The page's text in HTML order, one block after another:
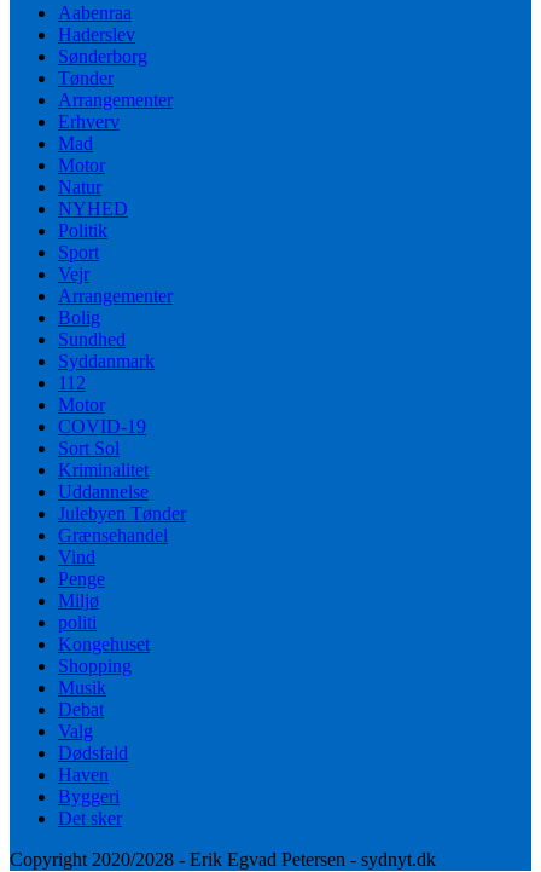
Aabenraa
Haderslev
Sønderborg
Tønder
Arrangementer
Erhverv
Mad
Motor
Natur
NYHED
Politik
Sport
Vejr
Arrangementer
Bolig
Sundhed
Syddanmark
112
Motor
COVID-19
Sort Sol
Kriminalitet
Uddannelse
Julebyen Tønder
Grænsehandel
Vind
Penge
Miljø
politi
Kongehuset
Shopping
Musik
Debat
Valg
Dødsfald
Haven
Byggeri
Det sker
Copyright 2020/2028 - Erik Egvad Petersen - sydnyt.dk